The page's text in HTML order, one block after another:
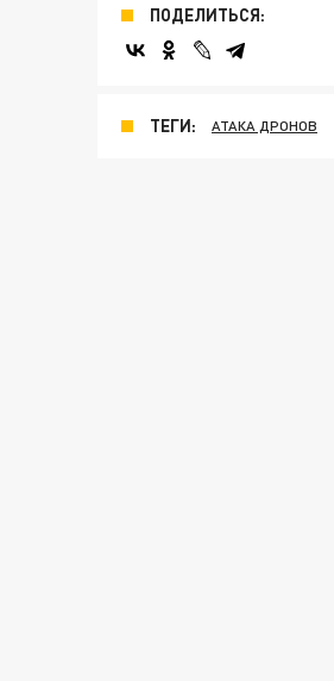
ПОДЕЛИТЬСЯ:
ТЕГИ: АТАКА ДРОНОВ